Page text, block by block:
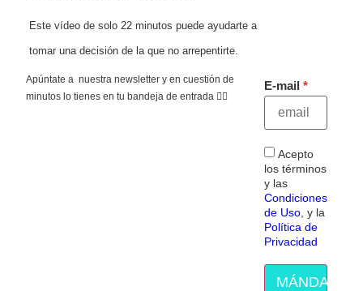
Este vídeo de solo 22 minutos puede ayudarte a
tomar una decisión de la que no arrepentirte.
Apúntate a nuestra newsletter y en cuestión de
minutos lo tienes en tu bandeja de entrada 👇🏻
E-mail
Acepto
los términos
y las
Condiciones
de Uso , y la
Política de
Privacidad
MÁNDAME